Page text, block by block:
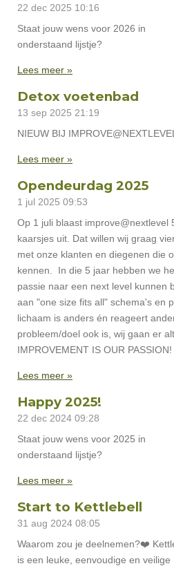
22 dec 2025 10:16
Staat jouw wens voor 2026 in
onderstaand lijstje?
Lees meer »
Detox voetenbad
13 sep 2025 21:19
NIEUW BIJ
Lees meer »
Opendeurdag 2025
1 jul 2025 09:53
Op 1 juli blaast improve@nextlevel
kaarsjes uit. Dat willen wij graag
met onze klanten en diegenen die
kennen. In die 5 jaar hebben we
passie naar een next level kunnen
aan "one size fits all" schema's en
lichaam is anders én reageert
probleem/doel ook is, wij gaan er
IMPROVEMENT IS OUR PASSION!
Lees meer »
Happy 2025!
22 dec 2024 09:28
Staat jouw wens voor 2025 in
onderstaand lijstje?
Lees meer »
Start to Kettlebell
31 aug 2024 08:05
Waarom zou je deelnemen?❤️
is een leuke, eenvoudige en veilige